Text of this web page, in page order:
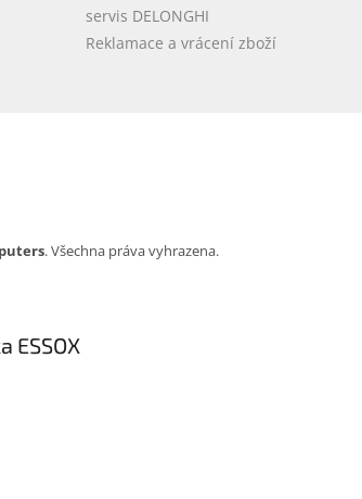
servis DELONGHI
Reklamace a vrácení zboží
. Všechna práva vyhrazena.
ESSOX